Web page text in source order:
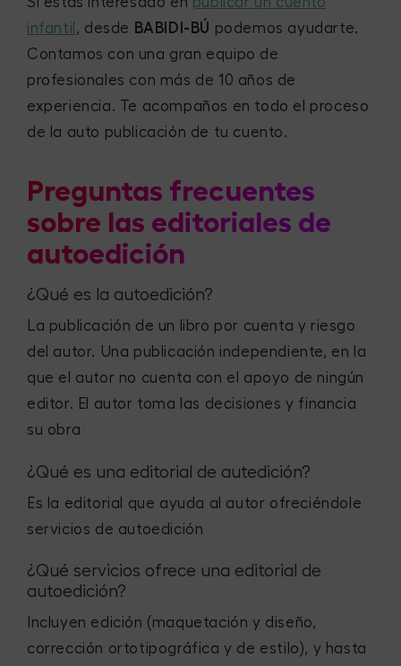
infantil , desde BABIDI-BÚ podemos ayudarte.
Contamos con una gran equipo de
profesionales con más de 10 años de
experiencia. Te acompaños en todo el proceso
de la auto publicación de tu cuento.
Preguntas frecuentes
sobre las editoriales de
autoedición
¿Qué es la autoedición?
La publicación de un libro por cuenta y riesgo
del autor. Una publicación independiente, en la
que el autor no cuenta con el apoyo de ningún
editor. El autor toma las decisiones y financia
su obra
¿Qué es una editorial de autedición?
Es la editorial que ayuda al autor ofreciéndole
servicios de autoedición
¿Qué servicios ofrece una editorial de
autoedición?
Incluyen edición (maquetación y diseño,
corrección ortotipográfica y de estilo), y hasta